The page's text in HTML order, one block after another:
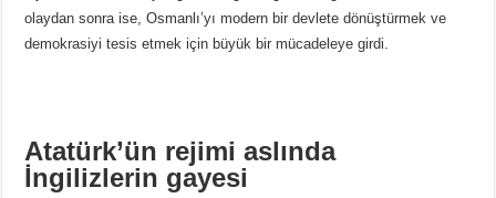
olaydan sonra ise, Osmanlı’yı modern bir devlete dönüştürmek ve
demokrasiyi tesis etmek için büyük bir mücadeleye girdi.
Atatürk’ün rejimi aslında
İngilizlerin gayesi